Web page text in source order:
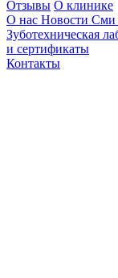
Отзывы О клинике
О нас Новости Сми
Зуботехническая
и сертификаты
Контакты